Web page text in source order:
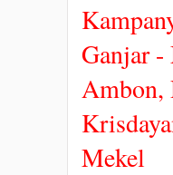
Ganjar
Ambon,
Mekel